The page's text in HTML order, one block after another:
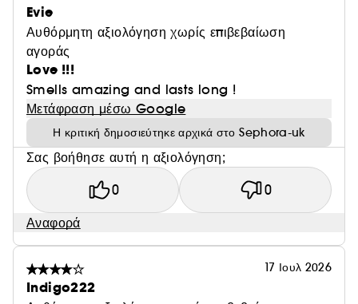
Evie
Αυθόρμητη αξιολόγηση χωρίς επιβεβαίωση
αγοράς
Love !!!
Smells amazing and lasts long !
Μετάφραση μέσω Google
Η κριτική δημοσιεύτηκε αρχικά στο Sephora-uk
Σας βοήθησε αυτή η αξιολόγηση;
0 0
Αναφορά
17 Ιουλ 2026
Indigo222